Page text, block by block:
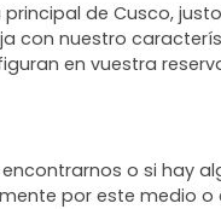
de Cusco,
con nuestro
en vuestra
o si hay
por este medio o